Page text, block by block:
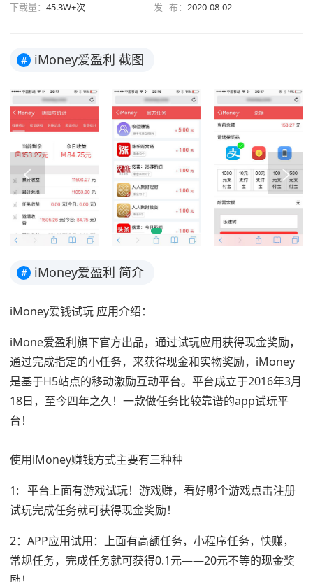
下载量： 45.3W+次 发 布： 2020-08-02
# iMoney爱盈利 截图
# iMoney爱盈利 简介
iMoney爱钱试玩 应用介绍：
iMone爱盈利旗下官方出品，通过试玩应用获得现金奖励，
通过完成指定的小任务，来获得现金和实物奖励，iMoney
是基于H5站点的移动激励互动平台。平台成立于2016年3月
18日，至今四年之久！一款做任务比较靠谱的app试玩平
台！
使用iMoney赚钱方式主要有三种种
1: 平台上面有游戏试玩！游戏赚，看好哪个游戏点击注册
试玩完成任务就可获得现金奖励！
2：APP应用试用：上面有高额任务，小程序任务，快赚，
常规任务，完成任务就可获得0.1元——20元不等的现金奖